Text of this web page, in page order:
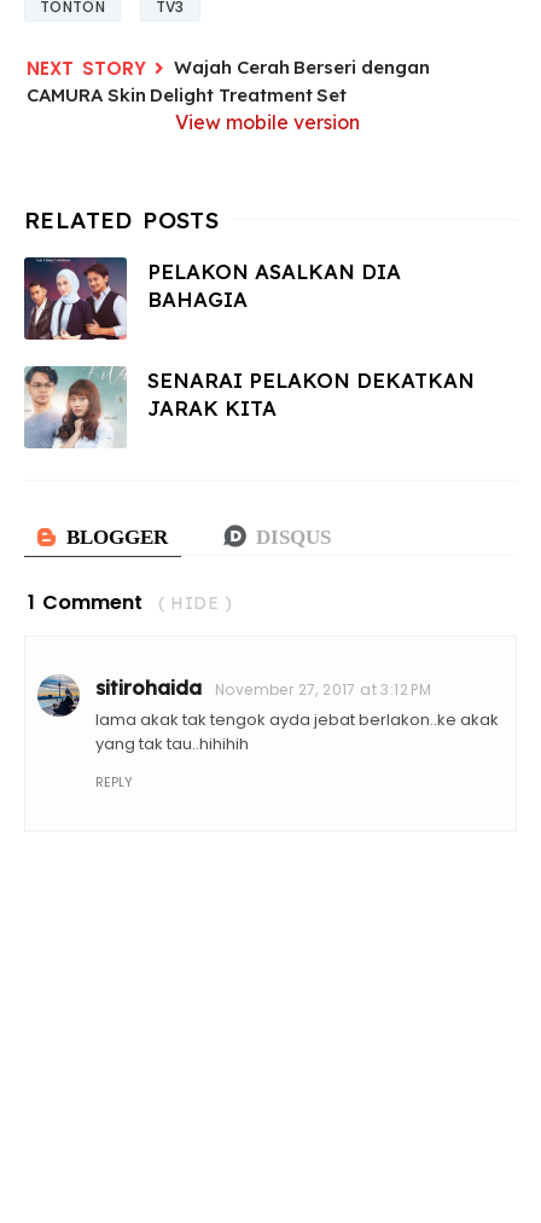
TONTON TV3
Wajah Cerah Berseri dengan
CAMURA Skin Delight Treatment Set
View mobile version
PELAKON ASALKAN DIA
BAHAGIA
SENARAI PELAKON DEKATKAN
JARAK KITA
1 Comment ( HIDE )
sitirohaida November 27, 2017 at 3:12 PM
lama akak tak tengok ayda jebat berlakon..ke akak
yang tak tau..hihihih
REPLY